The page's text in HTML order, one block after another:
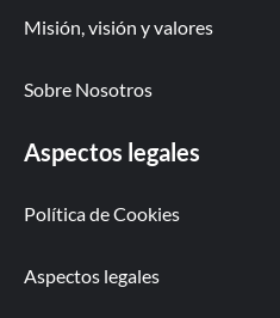
Misión, visión y valores
Sobre Nosotros
Aspectos legales
Política de Cookies
Aspectos legales